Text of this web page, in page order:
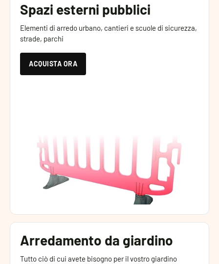
Spazi esterni pubblici
Elementi di arredo urbano, cantieri e scuole di sicurezza,
strade, parchi
ACQUISTA ORA
Arredamento da giardino
Tutto ciò di cui avete bisogno per il vostro giardino